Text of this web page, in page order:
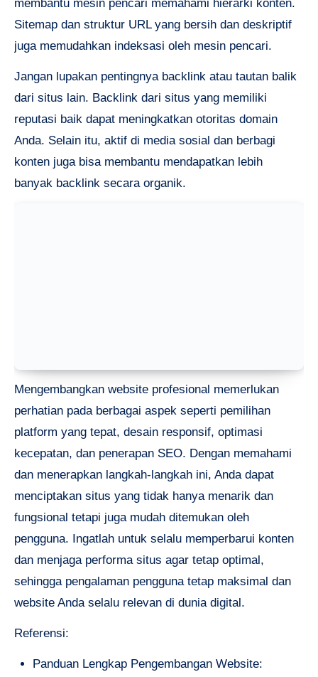
membantu mesin pencari memahami hierarki konten.
Sitemap dan struktur URL yang bersih dan deskriptif
juga memudahkan indeksasi oleh mesin pencari.
Jangan lupakan pentingnya backlink atau tautan balik
dari situs lain. Backlink dari situs yang memiliki
reputasi baik dapat meningkatkan otoritas domain
Anda. Selain itu, aktif di media sosial dan berbagi
konten juga bisa membantu mendapatkan lebih
banyak backlink secara organik.
Mengembangkan website profesional memerlukan
perhatian pada berbagai aspek seperti pemilihan
platform yang tepat, desain responsif, optimasi
kecepatan, dan penerapan SEO. Dengan memahami
dan menerapkan langkah-langkah ini, Anda dapat
menciptakan situs yang tidak hanya menarik dan
fungsional tetapi juga mudah ditemukan oleh
pengguna. Ingatlah untuk selalu memperbarui konten
dan menjaga performa situs agar tetap optimal,
sehingga pengalaman pengguna tetap maksimal dan
website Anda selalu relevan di dunia digital.
Referensi:
Panduan Lengkap Pengembangan Website: